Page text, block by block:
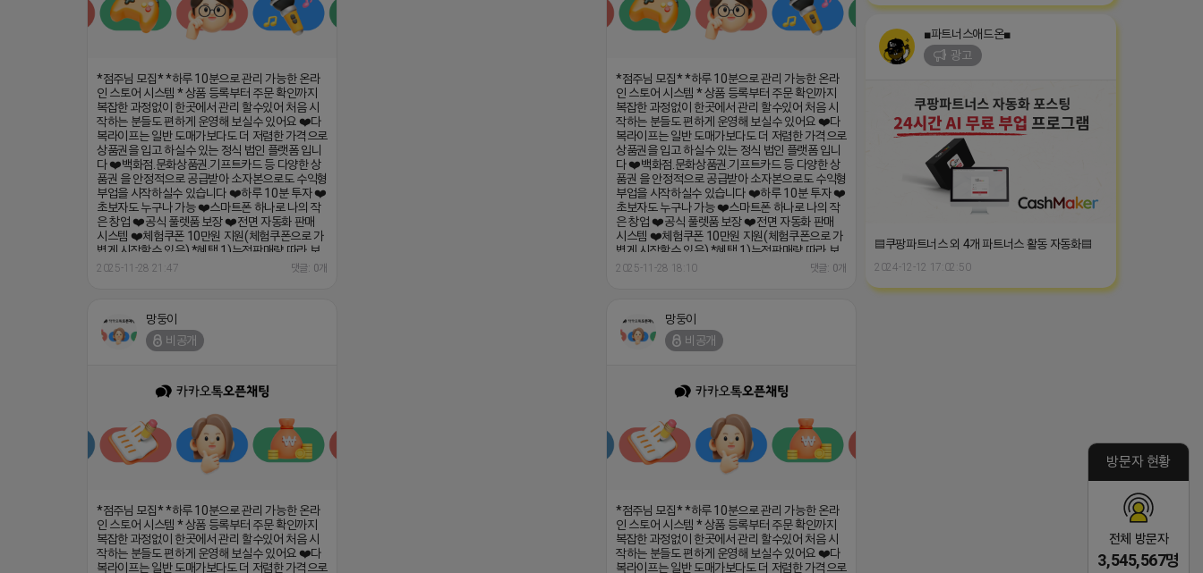
인 스토어 시스템 * 상품 등록부터 주문 확인까지
복잡한 과정없이 한곳에서 관리 할수있어 처음 시
작하는 분들도 편하게 운영해 보실수 있어요 ❤️다
상품권을 입고 하실수 있는 정식 법인 플랫폼 입니
다 ❤️백화점.문화상품권.기프트카드 등 다양한 상
품권 을 안정적으로 공급받아 소자본으로도 수익형
부업을 시작하실수 있습니다 ❤️하루 10분 투자 ❤️
초보자도 누구나 가능 ❤️스마트폰 하나로 나의 작
은 창업 ❤️공식 풀렛품 보장 ❤️전면 자동화 판매
시스템 ❤️체험쿠폰 10만원 지원(체험쿠폰으로 가
볍게 시작할수 있음) *혜택 1)누적판매량 따라 보
너스 지급 (1만원~800만원) 2)승급시 매달 월급
지급 (5만원~100만원) 3)지인 추천시 5만원 상품
권 지급 https://open.kakao.com/o/gOUErl0h
2025-11-28 21:47 댓글: 0개
인 스토어 시스템 * 상품 등록부터 주문 확인까지
복잡한 과정없이 한곳에서 관리 할수있어 처음 시
작하는 분들도 편하게 운영해 보실수 있어요 ❤️다
상품권을 입고 하실수 있는 정식 법인 플랫폼 입니
다 ❤️백화점.문화상품권.기프트카드 등 다양한 상
품권 을 안정적으로 공급받아 소자본으로도 수익형
부업을 시작하실수 있습니다 ❤️하루 10분 투자 ❤️
초보자도 누구나 가능 ❤️스마트폰 하나로 나의 작
은 창업 ❤️공식 풀렛품 보장 ❤️전면 자동화 판매
시스템 ❤️체험쿠폰 10만원 지원(체험쿠폰으로 가
볍게 시작할수 있음) *혜택 1)누적판매량 따라 보
너스 지급 (1만원~800만원) 2)승급시 매달 월급
지급 (5만원~100만원) 3)지인 추천시 5만원 상품
권 지급 https://open.kakao.com/o/gOUErl0h
2025-11-28 18:10 댓글: 0개
▤쿠팡파트너스 외 4개 파트너스 활동 자동화▤
2024-12-12 17:02:50
망둥이
비공개
*점주님 모집* *하루 10분으로 관리 가능한 온라
인 스토어 시스템 * 상품 등록부터 주문 확인까지
복잡한 과정없이 한곳에서 관리 할수있어 처음 시
작하는 분들도 편하게 운영해 보실수 있어요 ❤️다
상품권을 입고 하실수 있는 정식 법인 플랫폼 입니
다 ❤️백화점.문화상품권.기프트카드 등 다양한 상
품권 을 안정적으로 공급받아 소자본으로도 수익형
부업을 시작하실수 있습니다 ❤️하루 10분 투자 ❤️
초보자도 누구나 가능 ❤️스마트폰 하나로 나의 작
망둥이
비공개
*점주님 모집* *하루 10분으로 관리 가능한 온라
인 스토어 시스템 * 상품 등록부터 주문 확인까지
복잡한 과정없이 한곳에서 관리 할수있어 처음 시
작하는 분들도 편하게 운영해 보실수 있어요 ❤️다
상품권을 입고 하실수 있는 정식 법인 플랫폼 입니
다 ❤️백화점.문화상품권.기프트카드 등 다양한 상
품권 을 안정적으로 공급받아 소자본으로도 수익형
부업을 시작하실수 있습니다 ❤️하루 10분 투자 ❤️
초보자도 누구나 가능 ❤️스마트폰 하나로 나의 작
방문자 현황
전체 방문자
3,545,567명